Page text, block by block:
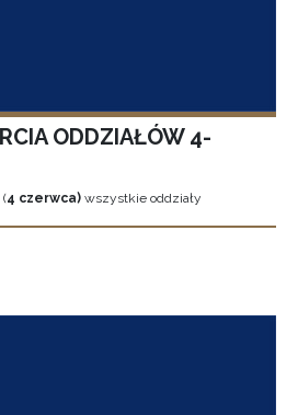
ODDZIAŁÓW 4-
4 czerwca) wszystkie oddziały